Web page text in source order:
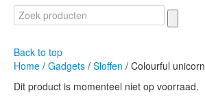
Back to top
Home / Gadgets / Sloffen / Colourful
Dit product is momenteel niet op voorraad.